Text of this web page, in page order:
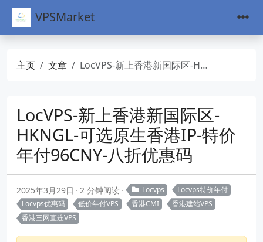
VPSMarket
主页 文章 LocVPS-新上香港新国际区-HKNGL-可选原生香港IP-特价年付96CNY-八折优惠码
LocVPS-新上香港新国际区-
HKNGL-可选原生香港IP-特价
年付96CNY-八折优惠码
2025年3月29日 2 分钟阅读 Locvps
Locvps特价年付
Locvps优惠码
低价年付VPS 香港CMI
香港建站VPS
香港三网直连VPS